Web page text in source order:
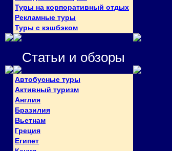
Туры на корпоративный отдых
Рекламные туры
Туры с кэшбэком
Статьи и обзоры
Автобусные туры
Активный туризм
Англия
Бразилия
Вьетнам
Греция
Египет